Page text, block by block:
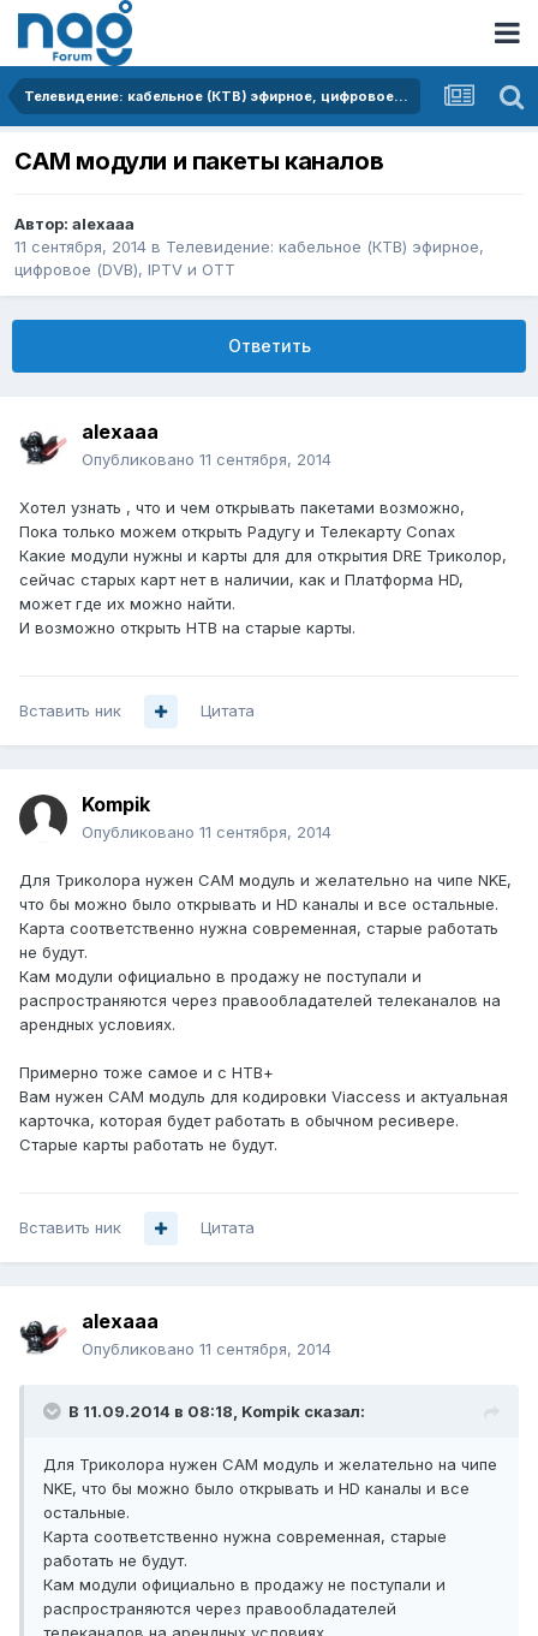
Телевидение: кабельное (КТВ) эфирное, цифровое (DVB), IPTV и OTT
CAM модули и пакеты каналов
Автор: alexaaa
11 сентября, 2014 в Телевидение: кабельное (КТВ) эфирное,
цифровое (DVB), IPTV и OTT
Ответить
alexaaa
Опубликовано 11 сентября, 2014
Хотел узнать , что и чем открывать пакетами возможно,
Пока только можем открыть Радугу и Телекарту Conax
Какие модули нужны и карты для для открытия DRE Триколор,
сейчас старых карт нет в наличии, как и Платформа HD,
может где их можно найти.
И возможно открыть НТВ на старые карты.
Вставить ник Цитата
Kompik
Опубликовано 11 сентября, 2014
Для Триколора нужен CAM модуль и желательно на чипе NKE,
что бы можно было открывать и HD каналы и все остальные.
Карта соответственно нужна современная, старые работать
не будут.
Кам модули официально в продажу не поступали и
распространяются через правообладателей телеканалов на
арендных условиях.
Примерно тоже самое и с НТВ+
Вам нужен CAM модуль для кодировки Viaccess и актуальная
карточка, которая будет работать в обычном ресивере.
Старые карты работать не будут.
Вставить ник Цитата
alexaaa
Опубликовано 11 сентября, 2014
В 11.09.2014 в 08:18, Kompik сказал:
Для Триколора нужен CAM модуль и желательно на чипе
NKE, что бы можно было открывать и HD каналы и все
остальные.
Карта соответственно нужна современная, старые
работать не будут.
Кам модули официально в продажу не поступали и
распространяются через правообладателей